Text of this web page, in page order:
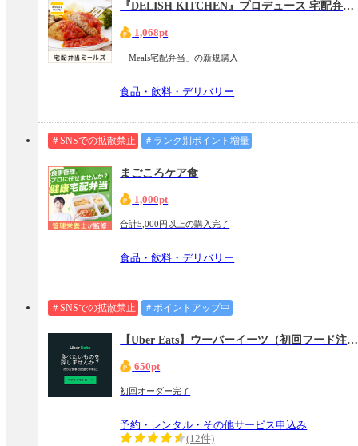
『DELISH KITCHEN』プロデュース 宅配弁当Meals
1,068pt
「Meals宅配弁当」の新規購入
食品・飲料・デリバリー
＃SNSでの拡散禁止 ＃ランク別ポイント増量
まごころケア食
1,000pt
合計5,000円以上の購入完了
食品・飲料・デリバリー
＃SNSでの拡散禁止 ＃ポイントアップ中
【Uber Eats】ウーバーイーツ（初回フード注文）
650pt
初回オーダー完了
予約・レンタル・その他サービス申込み
(12件)